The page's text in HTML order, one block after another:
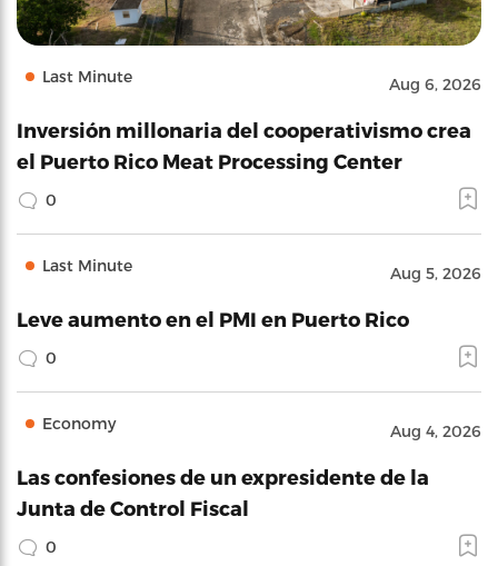
Last Minute Aug 6, 2026
Inversión millonaria del cooperativismo crea
el Puerto Rico Meat Processing Center
0
Last Minute Aug 5, 2026
Leve aumento en el PMI en Puerto Rico
0
Economy Aug 4, 2026
Las confesiones de un expresidente de la
Junta de Control Fiscal
0